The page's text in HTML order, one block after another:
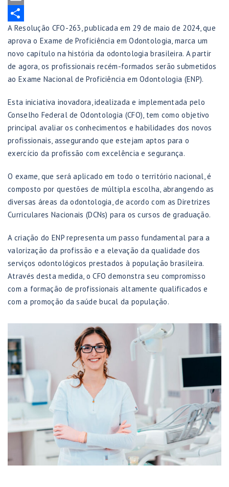
Email
Share
A Resolução CFO-263, publicada em 29 de maio de 2024, que
aprova o Exame de Proficiência em Odontologia, marca um
novo capítulo na história da odontologia brasileira. A partir
de agora, os profissionais recém-formados serão submetidos
ao Exame Nacional de Proficiência em Odontologia (ENP).
Esta iniciativa inovadora, idealizada e implementada pelo
Conselho Federal de Odontologia (CFO), tem como objetivo
principal avaliar os conhecimentos e habilidades dos novos
profissionais, assegurando que estejam aptos para o
exercício da profissão com excelência e segurança.
O exame, que será aplicado em todo o território nacional, é
composto por questões de múltipla escolha, abrangendo as
diversas áreas da odontologia, de acordo com as Diretrizes
Curriculares Nacionais (DCNs) para os cursos de graduação.
A criação do ENP representa um passo fundamental para a
valorização da profissão e a elevação da qualidade dos
serviços odontológicos prestados à população brasileira.
Através desta medida, o CFO demonstra seu compromisso
com a formação de profissionais altamente qualificados e
com a promoção da saúde bucal da população.